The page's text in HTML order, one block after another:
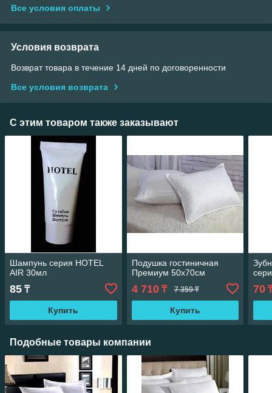
Все условия оплаты
Условия возврата
Возврат товара в течение 14 дней по договоренности
Все условия возврата
С этим товаром также заказывают
Шампунь серия HOTEL
AIR 30мл
85 ₸
Купить
Подушка гостиничная
Премиум 50х70см
4 710₸ 7 359 ₸
Купить
70
Подобные товары компании